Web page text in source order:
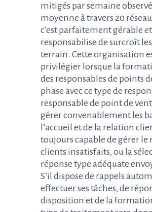
mitigés par semaine
moyenne à travers 20
c’est parfaitement gérable
responsabilise de surcroît
terrain. Cette organisation
privilégier lorsque la
des responsables de points
phase avec ce type de
responsable de point de
gérer convenablement les
l’accueil et de la relation
toujours capable de gérer le
clients insatisfaits, ou la
réponse type adéquate
S’il dispose de rappels
effectuer ses tâches, de
disposition et de la